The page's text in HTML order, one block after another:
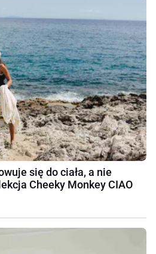
się do ciała, a nie
Cheeky Monkey CIAO